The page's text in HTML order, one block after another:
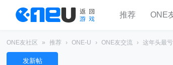
推荐 ONE
ONE友社区 » 推荐 › ONE-U › ONE友交流 › 这年头最
发新帖